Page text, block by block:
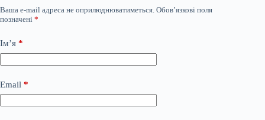
Ваша e-mail адреса не оприлюднюватиметься. Обов’язкові поля
позначені *
Ім’я *
Email *